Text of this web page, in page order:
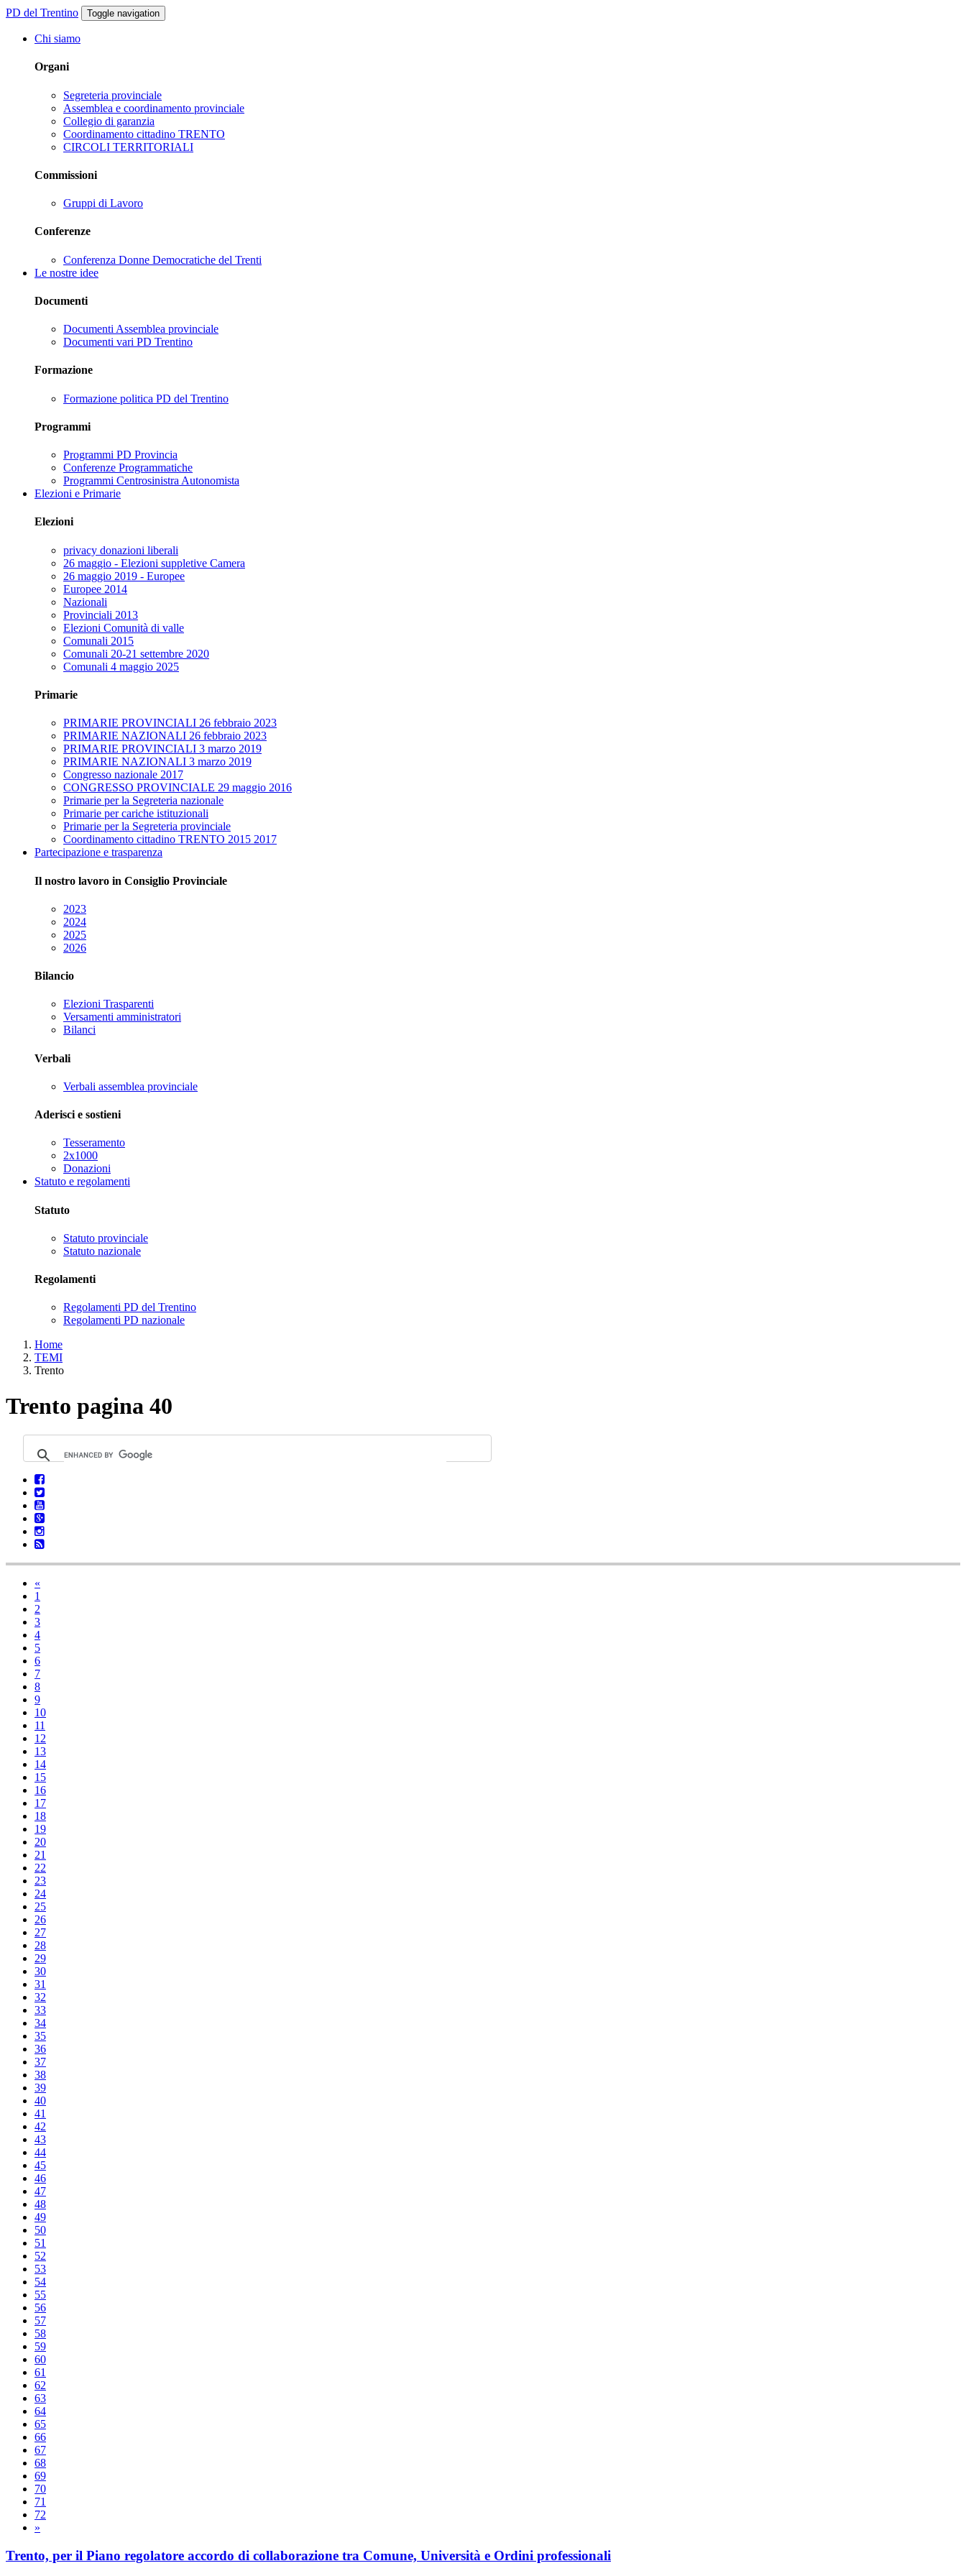
PD del Trentino Toggle navigation
Chi siamo
Organi
Segreteria provinciale
Assemblea e coordinamento provinciale
Collegio di garanzia
Coordinamento cittadino TRENTO
CIRCOLI TERRITORIALI
Commissioni
Gruppi di Lavoro
Conferenze
Conferenza Donne Democratiche del Trenti
Le nostre idee
Documenti
Documenti Assemblea provinciale
Documenti vari PD Trentino
Formazione
Formazione politica PD del Trentino
Programmi
Programmi PD Provincia
Conferenze Programmatiche
Programmi Centrosinistra Autonomista
Elezioni e Primarie
Elezioni
privacy donazioni liberali
26 maggio - Elezioni suppletive Camera
26 maggio 2019 - Europee
Europee 2014
Nazionali
Provinciali 2013
Elezioni Comunità di valle
Comunali 2015
Comunali 20-21 settembre 2020
Comunali 4 maggio 2025
Primarie
PRIMARIE PROVINCIALI 26 febbraio 2023
PRIMARIE NAZIONALI 26 febbraio 2023
PRIMARIE PROVINCIALI 3 marzo 2019
PRIMARIE NAZIONALI 3 marzo 2019
Congresso nazionale 2017
CONGRESSO PROVINCIALE 29 maggio 2016
Primarie per la Segreteria nazionale
Primarie per cariche istituzionali
Primarie per la Segreteria provinciale
Coordinamento cittadino TRENTO 2015 2017
Partecipazione e trasparenza
Il nostro lavoro in Consiglio Provinciale
2023
2024
2025
2026
Bilancio
Elezioni Trasparenti
Versamenti amministratori
Bilanci
Verbali
Verbali assemblea provinciale
Aderisci e sostieni
Tesseramento
2x1000
Donazioni
Statuto e regolamenti
Statuto
Statuto provinciale
Statuto nazionale
Regolamenti
Regolamenti PD del Trentino
Regolamenti PD nazionale
Home
TEMI
Trento
Trento pagina 40
«
1
2
3
4
5
6
7
8
9
10
11
12
13
14
15
16
17
18
19
20
21
22
23
24
25
26
27
28
29
30
31
32
33
34
35
36
37
38
39
40
41
42
43
44
45
46
47
48
49
50
51
52
53
54
55
56
57
58
59
60
61
62
63
64
65
66
67
68
69
70
71
72
»
Trento, per il Piano regolatore accordo di collaborazione tra Comune, Università e Ordini professionali